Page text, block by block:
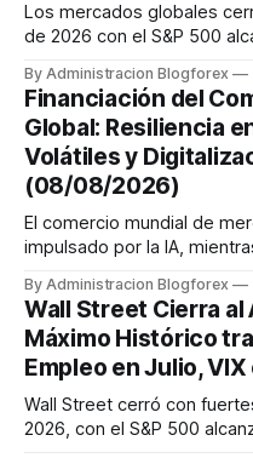
Los mercados globales
de 2026 con el S&P 500
renta fija vio una caída en
EE. UU. tras un informe de
mantuvo al ...
By Administracion Blogforex
Financiación del
Global: Resiliencia
Volátiles y
(08/08/2026)
El comercio mundial de
impulsado por la IA,
disrupciones geopolíticas y
comercio, que depende
y el mercado...
By Administracion Blogforex
Wall Street Cierra al
Máximo Histórico
Empleo en Julio, VIX
Wall Street cerró con
2026, con el S&P 500